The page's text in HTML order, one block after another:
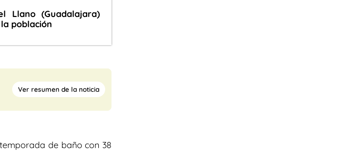
Llano (Guadalajara)
población
Ver resumen de la noticia
de baño con 38